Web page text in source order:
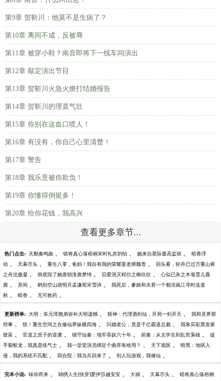
第9章 贺靳川：他莫不是生病了？
第10章 离间不成，反被辱
第11章 被穿小鞋？南音即将下一线车间演出
第12章 敲定演出节目
第13章 贺靳川火急火燎打结婚报告
第14章 贺靳川的理直气壮
第15章 你别在这血口喷人！
第16章 有没有，你自己心里清楚！
第17章 警告
第18章 我乐意被你欺负！
第19章 你懂得倒挺多！
第20章 给你花钱，我高兴
查看更多章节...
热门点击: 天鹅奏鸣曲 、 错将真心落梧桐宋时礼苏韵怡 、 她来自星际最高监狱 、 暗香浮
动 、 天幕尽头 、 重生八零，爸妈！我自有我的荣耀姜老师魏杳 、 回头看，轻舟已过万重山蒋
之舟沈傲凝 、 彻底毁了她唐朝淮唐梦绮 、 旧爱泯灭程衍之柳欣欣 、 心似已灰之木项雪儿鹿
鹿 、 异间 、 鹤别空山踏明月孟谦荀宋雪诗 、 我死后，爹娘和夫君一个都没疯江寻时连道
秋 、 暗香 、 无可救药 、
更新榜单: 大明：朱元璋胞弟弥补大明遗憾 、 斩神：代理酒剑仙，开局一剑开天 、 我和灵界那
些事 、 惊！重生空间之在修仙界纵横四海 、 闪婚老公，竟是千亿霸道总裁 、 我靠买彩票发家
致富 、 官道之庶子的逆袭 、 镇守仙秦：地牢吞妖六十年 、 前秦：从太学生到乱世枭雄 、 徒
手裂蛟龙，我真是练气士 、 我一堂堂演员绑定个曲库有啥用？ 、 天下诡医 、 暗黑：地狱入
侵，我的系统不匹配 、 四合院：我当兵回来了 、 别人玩游戏，我修仙 、
完本小说: 味你而来 、 锦绣人生[快穿]爱伊莎越安安 、 大祸 、 天幕尽头 、 错将真心落梧桐